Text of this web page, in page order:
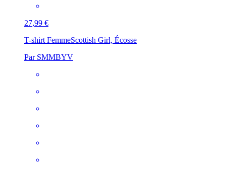
27,99 €
T-shirt FemmeScottish Girl, Écosse
Par SMMBYV